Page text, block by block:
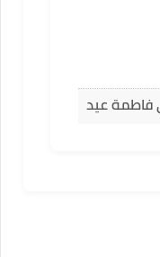
فاطمة عيد